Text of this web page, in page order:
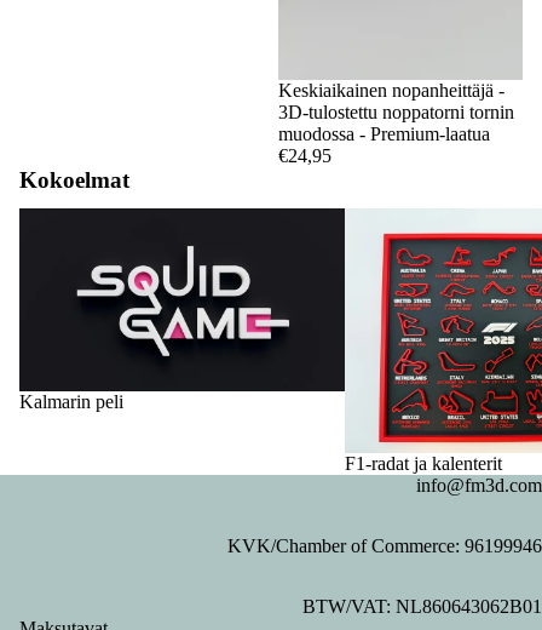
Keskiaikainen nopanheittäjä -
3D-tulostettu noppatorni tornin
muodossa - Premium-laatua
€24,95
Kokoelmat
Kalmarin peli
F1-radat ja kalenterit
info@fm3d.com
KVK/Chamber of Commerce: 96199946
BTW/VAT: NL860643062B01